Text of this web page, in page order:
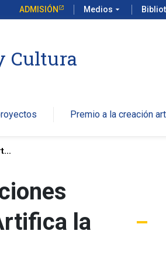
ADMISIÓN Medios arrow_drop_down
Cultura
Premio a la creación
la